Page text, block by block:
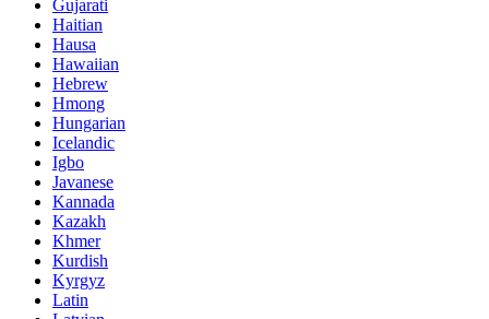
Gujarati
Haitian
Hausa
Hawaiian
Hebrew
Hmong
Hungarian
Icelandic
Igbo
Javanese
Kannada
Kazakh
Khmer
Kurdish
Kyrgyz
Latin